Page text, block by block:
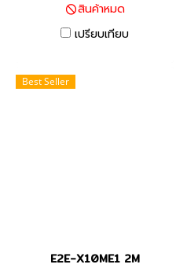
จาก PVC ทนน้ำมัน และพื้นผิว
ตรวจจับที่ทำจากวัสดุที่ทนต่อ
สินค้าหมด
เปรียบเทียบ
Best Seller
E2E-X10ME1 2M